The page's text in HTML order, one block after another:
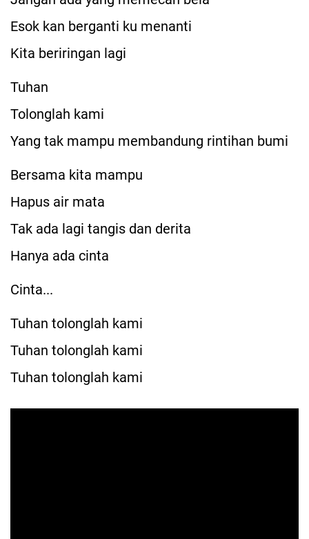
Esok kan berganti ku menanti
Kita beriringan lagi
Tuhan
Tolonglah kami
Yang tak mampu membandung rintihan bumi
Bersama kita mampu
Hapus air mata
Tak ada lagi tangis dan derita
Hanya ada cinta
Cinta...
Tuhan tolonglah kami
Tuhan tolonglah kami
Tuhan tolonglah kami